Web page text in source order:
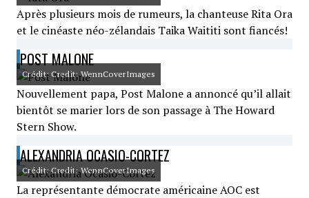
Après plusieurs mois de rumeurs, la chanteuse Rita Ora
et le cinéaste néo-zélandais Taika Waititi sont fiancés!
POST MALONE
Crédit: Credit: WennCoverImages
Nouvellement papa, Post Malone a annoncé qu’il allait
bientôt se marier lors de son passage à The Howard
Stern Show.
ALEXANDRIA OCASIO-CORTEZ
Crédit: Credit: WennCoverImages
La représentante démocrate américaine AOC est